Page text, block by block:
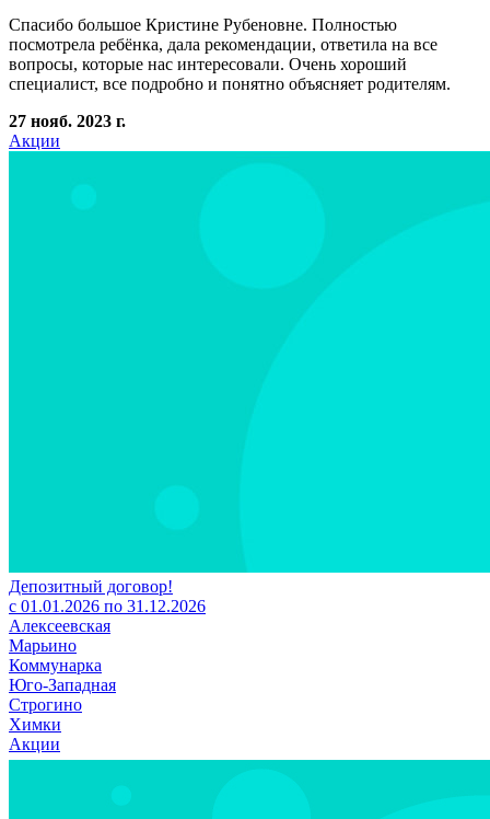
Спасибо большое Кристине Рубеновне. Полностью
посмотрела ребёнка, дала рекомендации, ответила на все
вопросы, которые нас интересовали. Очень хороший
специалист, все подробно и понятно объясняет родителям.
27 нояб. 2023 г.
Акции
Депозитный договор!
с 01.01.2026 по 31.12.2026
Алексеевская
Марьино
Коммунарка
Юго-Западная
Строгино
Химки
Акции